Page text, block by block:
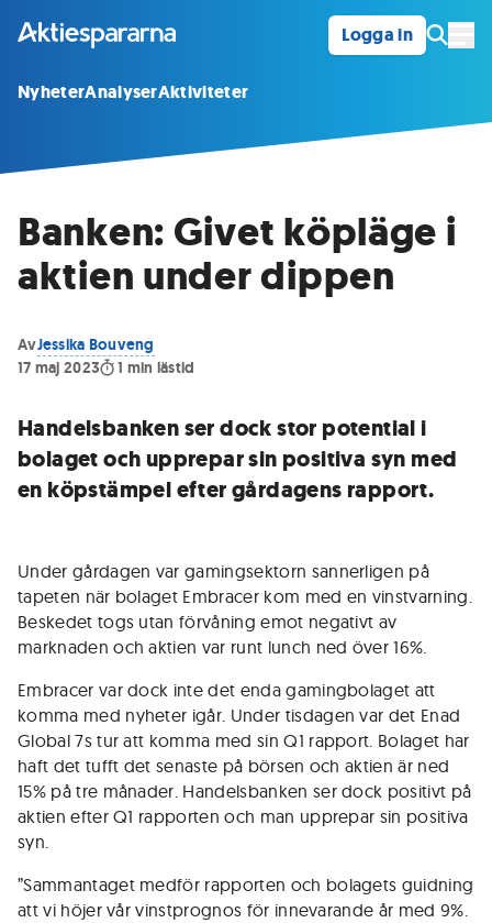
Logga in
NyheterAnalyserAktiviteter
Banken: Givet köpläge i
aktien under dippen
AvJessika Bouveng
17 maj 2023
1 min lästid
Handelsbanken ser dock stor potential i
bolaget och upprepar sin positiva syn med
en köpstämpel efter gårdagens rapport.
Under gårdagen var gamingsektorn sannerligen på
tapeten när bolaget Embracer kom med en vinstvarning.
Beskedet togs utan förvåning emot negativt av
marknaden och aktien var runt lunch ned över 16%.
Embracer var dock inte det enda gamingbolaget att
komma med nyheter igår. Under tisdagen var det Enad
Global 7s tur att komma med sin Q1 rapport. Bolaget har
haft det tufft det senaste på börsen och aktien är ned
15% på tre månader. Handelsbanken ser dock positivt på
aktien efter Q1 rapporten och man upprepar sin positiva
syn.
”Sammantaget medför rapporten och bolagets guidning
att vi höjer vår vinstprognos för innevarande år med 9%.